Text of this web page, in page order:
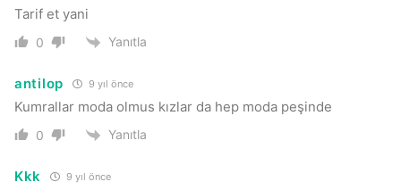
Tarif et yani
0 Yanıtla
antilop 9 yıl önce
Kumrallar moda olmus kızlar da hep moda peşinde
0 Yanıtla
Kkk 9 yıl önce